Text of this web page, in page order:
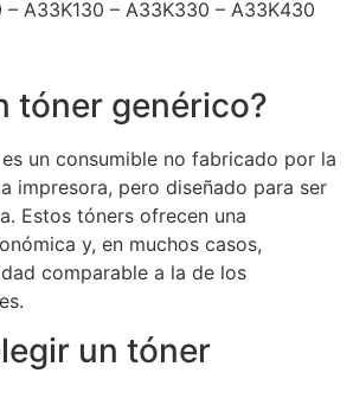
– A33K130 – A33K330 – A33K430
tóner genérico?
un consumible no fabricado por la
impresora, pero diseñado para ser
Estos tóners ofrecen una
y, en muchos casos,
comparable a la de los
un tóner